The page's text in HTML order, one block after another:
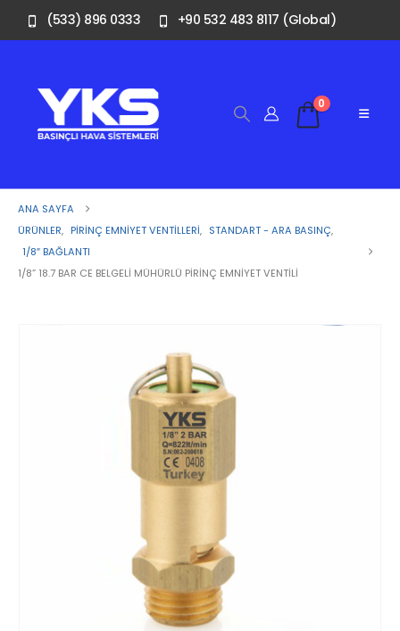
(533) 896 0333 +90 532 483 8117 (Global)
0
ANA SAYFA
ÜRÜNLER, PIRINÇ EMNIYET VENTILLERI, STANDART - ARA BASINÇ,
1/8″ BAĞLANTI
1/8” 18.7 BAR CE BELGELI MÜHÜRLÜ PIRINÇ EMNIYET VENTILI